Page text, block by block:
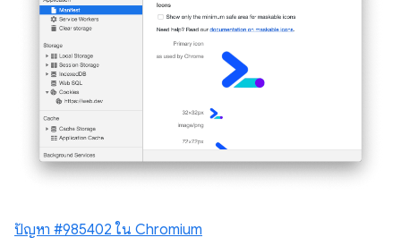
ปัญหา #985402 ใน Chromium